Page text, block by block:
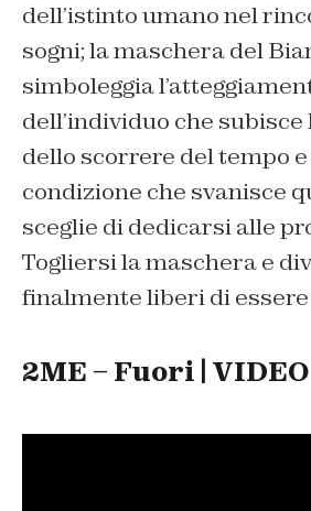
dell’istinto umano nel
sogni; la maschera del
simboleggia
dell’individuo che subisce
dello scorrere del tempo
condizione che svanisce
sceglie di dedicarsi alle
Togliersi la maschera e
finalmente liberi di
2ME – Fuori | VIDEO